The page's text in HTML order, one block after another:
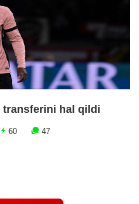
transferini hal qildi
60 47